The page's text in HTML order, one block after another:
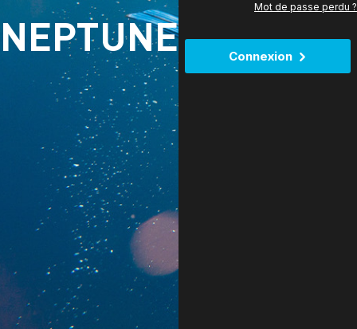
NEPTUNE
Mot de passe perdu ?
Connexion